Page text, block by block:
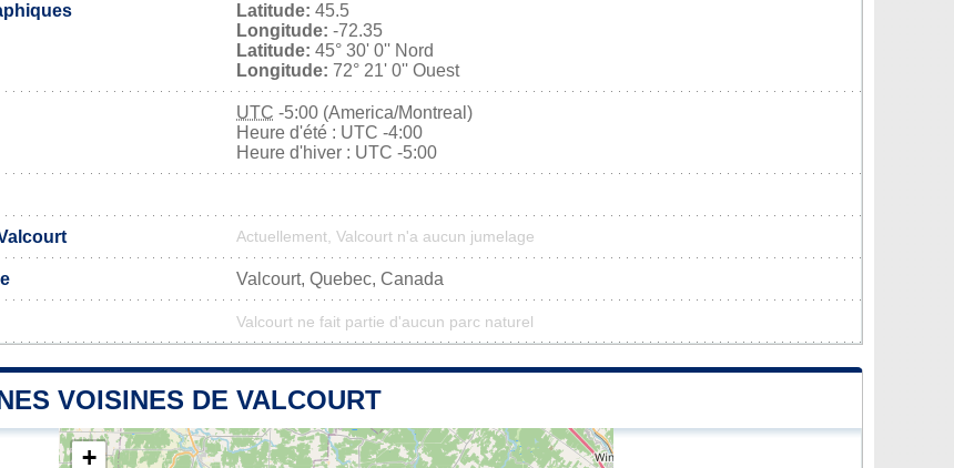
Latitude: 45.5
Longitude: -72.35
Latitude: 45° 30' 0'' Nord
Longitude: 72° 21' 0'' Ouest
UTC -5:00 (America/Montreal)
Heure d'été : UTC -4:00
Heure d'hiver : UTC -5:00
Actuellement, Valcourt n'a aucun jumelage
Valcourt, Quebec, Canada
Valcourt ne fait partie d'aucun parc naturel
VOISINES DE VALCOURT
+